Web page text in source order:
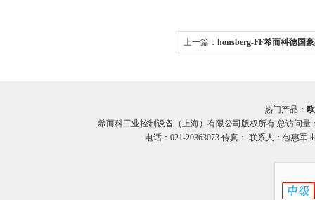
上一篇： honsberg-FF希而科德国
热门产品：
希而科工业控制设备（上海）有限公司版权所有 总访问量
电话：021-20363073 传真： 联系人：包惠军